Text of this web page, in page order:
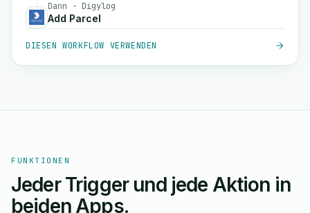
Dann · Digylog
Add Parcel
DIESEN WORKFLOW VERWENDEN
FUNKTIONEN
Jeder Trigger und jede Aktion in
beiden Apps.